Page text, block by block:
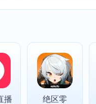
绝区零